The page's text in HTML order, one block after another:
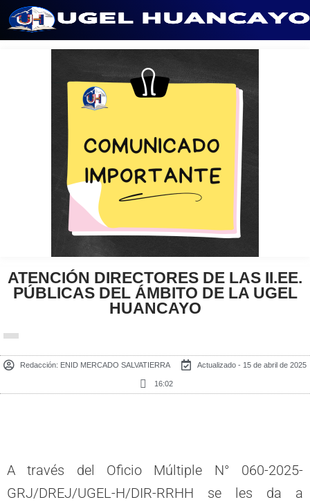
ATENCIÓN DIRECTORES DE LAS II.EE.
PÚBLICAS DEL ÁMBITO DE LA UGEL
HUANCAYO
Redacción: ENID MERCADO SALVATIERRA Actualizado - 15 de abril de 2025
16:02
A través del Oficio Múltiple N° 060-2025-
GRJ/DREJ/UGEL-H/DIR-RRHH se les da a